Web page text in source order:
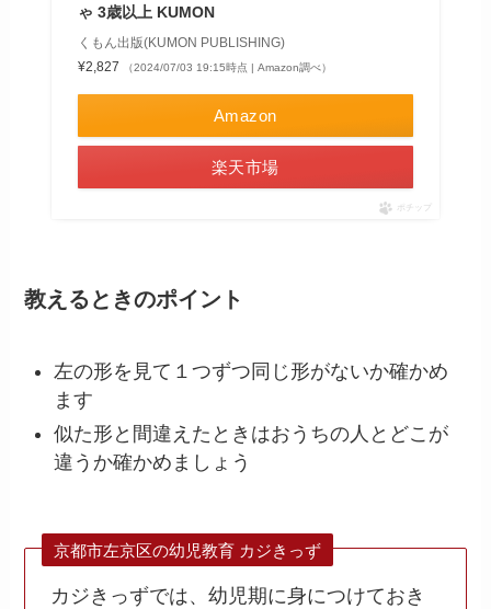
ゃ 3歳以上 KUMON
くもん出版(KUMON PUBLISHING)
¥2,827
（2024/07/03 19:15時点 | Amazon調べ）
Amazon
楽天市場
ポチップ
教えるときのポイント
左の形を見て１つずつ同じ形がないか確かめ
ます
似た形と間違えたときはおうちの人とどこが
違うか確かめましょう
京都市左京区の幼児教育 カジきっず
カジきっずでは、幼児期に身につけておき